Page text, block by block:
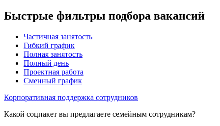
Быстрые фильтры подбора вакансий
Частичная занятость
Гибкий график
Полная занятость
Полный день
Проектная работа
Сменный график
Корпоративная поддержка сотрудников
Какой соцпакет вы предлагаете семейным сотрудникам?